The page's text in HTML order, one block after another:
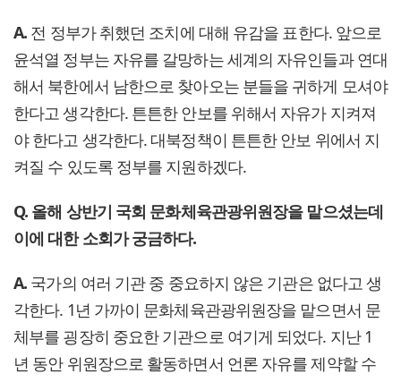
A. 전 정부가 취했던 조치에 대해 유감을 표한다. 앞으로
윤석열 정부는 자유를 갈망하는 세계의 자유인들과 연대
해서 북한에서 남한으로 찾아오는 분들을 귀하게 모셔야
한다고 생각한다. 튼튼한 안보를 위해서 자유가 지켜져
야 한다고 생각한다. 대북정책이 튼튼한 안보 위에서 지
켜질 수 있도록 정부를 지원하겠다.
Q. 올해 상반기 국회 문화체육관광위원장을 맡으셨는데
이에 대한 소회가 궁금하다.
A. 국가의 여러 기관 중 중요하지 않은 기관은 없다고 생
각한다. 1년 가까이 문화체육관광위원장을 맡으면서 문
체부를 굉장히 중요한 기관으로 여기게 되었다. 지난 1
년 동안 위원장으로 활동하면서 언론 자유를 제약할 수